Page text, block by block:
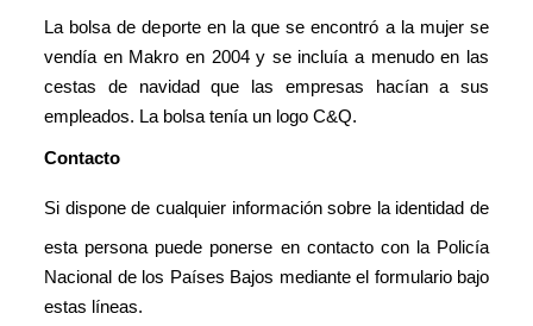
La bolsa de deporte en la que se encontró a la mujer se
vendía en Makro en 2004 y se incluía a menudo en las
cestas de navidad que las empresas hacían a sus
empleados. La bolsa tenía un logo C&Q.
Contacto
Si dispone de cualquier información sobre la identidad de
esta persona puede ponerse en contacto con la Policía
Nacional de los Países Bajos mediante el formulario bajo
estas líneas.